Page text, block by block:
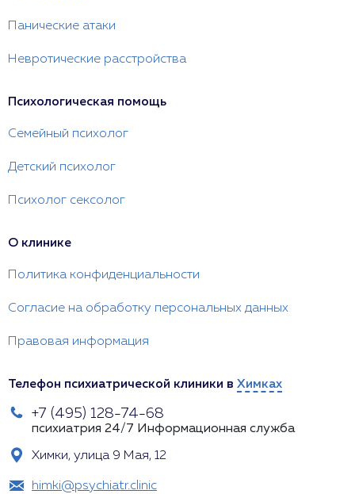
Панические атаки
Невротические расстройства
Психологическая помощь
Семейный психолог
Детский психолог
Психолог сексолог
О клинике
Политика конфиденциальности
Согласие на обработку персональных данных
Правовая информация
Телефон психиатрической клиники в Химках
+7 (495) 128-74-68
психиатрия 24/7 Информационная служба
Химки, улица 9 Мая, 12
himki@psychiatr.clinic